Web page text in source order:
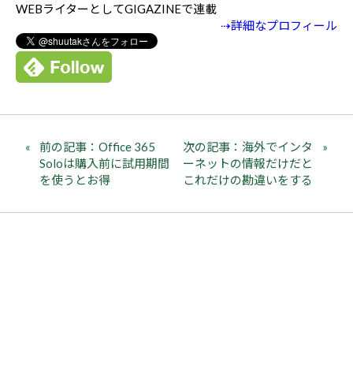
WEBライターとしてGIGAZINEで連載
⇢詳細なプロフィール
前の記事：Office 365
Soloは購入前に試用期間
を使うとお得
次の記事：海外でインタ
ーネットの情報だけだと
これだけの勘違いをする